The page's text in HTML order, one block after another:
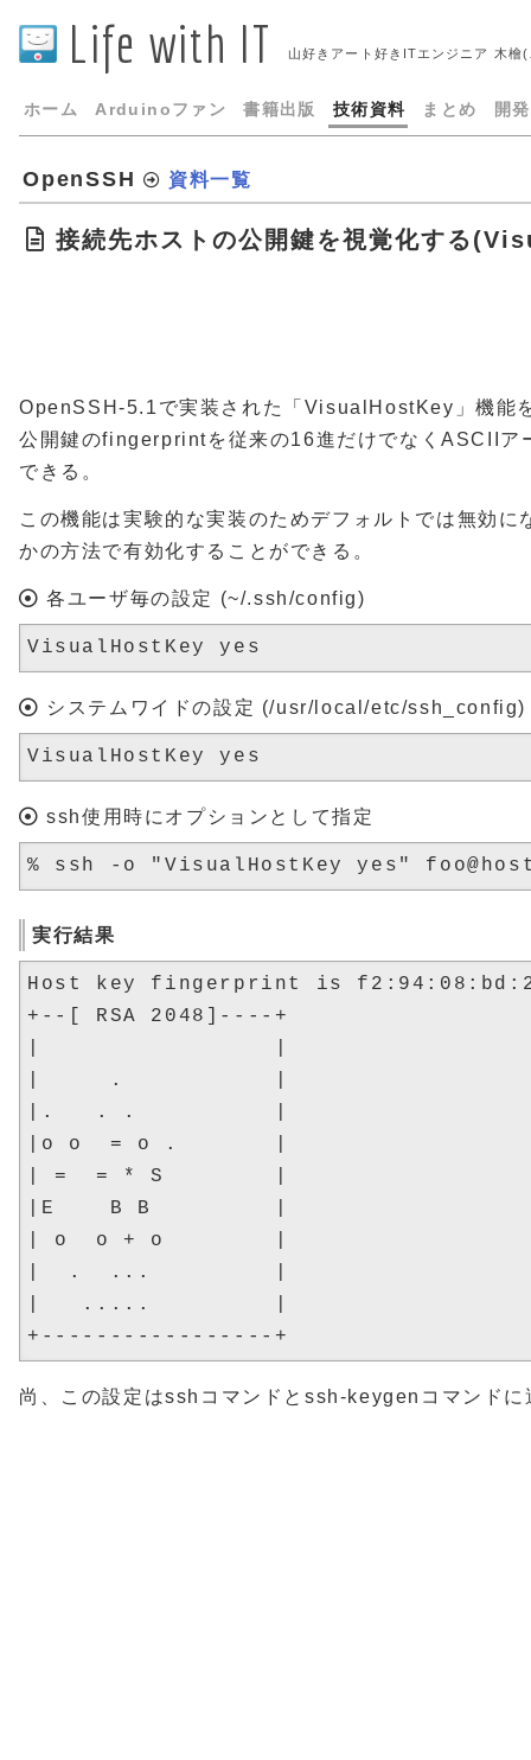
Life with IT 山好きアート好きITエンジニア 木檜
ホーム Arduinoファン 書籍出版 技術資料 まとめ 開
OpenSSH 資料一覧
接続先ホストの公開鍵を視覚化する
OpenSSH-5.1で実装された「VisualHostKey」機能
公開鍵のfingerprintを従来の16進だけでなくASCIIア
できる。
この機能は実験的な実装のためデフォルトでは無効に
かの方法で有効化することができる。
各ユーザ毎の設定 (~/.ssh/config)
システムワイドの設定 (/usr/local/etc/ssh_config)
ssh使用時にオプションとして指定
実行結果
Host key fingerprint is
+--[ RSA 2048]----+
|     .           |
|.   . .          |
|o o  = o .       |
| =  = * S        |
|E    B B         |
| o  o + o        |
|  .  ...         |
|   .....         |
尚、この設定はsshコマンドとssh-keygenコマンドに